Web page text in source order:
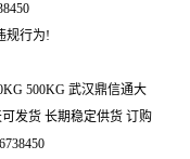
规行为!
500KG 武汉鼎信通大
发货 长期稳定供货 订购